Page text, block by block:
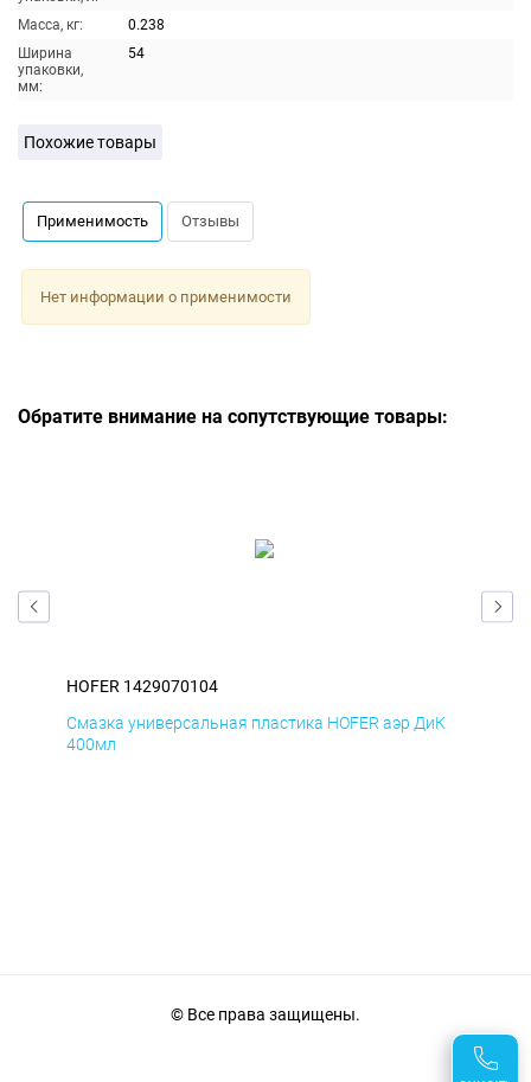
Масса, кг:
0.238
Ширина
упаковки,
мм:
54
Похожие товары
Применимость Отзывы
Нет информации о применимости
Обратите внимание на сопутствующие товары:
HOFER 1429070104
Смазка универсальная пластика HOFER аэр ДиК
400мл
© Все права защищены.